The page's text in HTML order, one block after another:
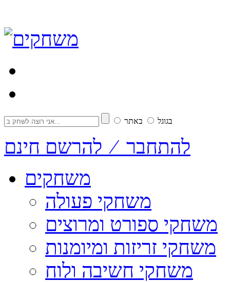
בגוגל באתר
להתחבר ⁄ להרשם חינם
משחקים
משחקי פעולה
משחקי ספורט ומרוצים
משחקי זריזות ומיומנות
משחקי חשיבה ולוח